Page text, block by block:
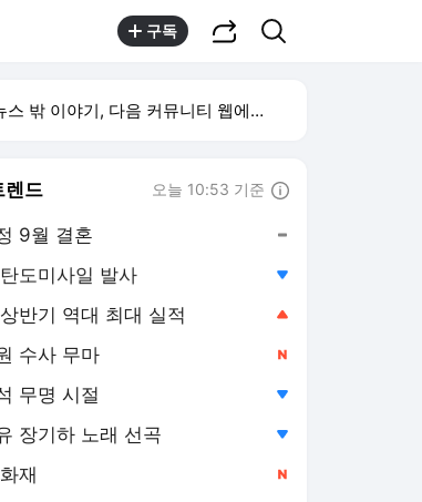
구독
스 밖 이야기, 다음 커뮤니티 웹에서 보기
렌드 오늘 10:53 기준
9월 결혼
도미사일 발사
수사 무마
무명 시절
장기하 노래 선곡
재